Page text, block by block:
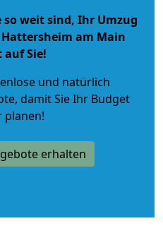
so weit sind, Ihr Umzug
am Main
Sie!
und natürlich
, damit Sie Ihr Budget
planen!
erhalten